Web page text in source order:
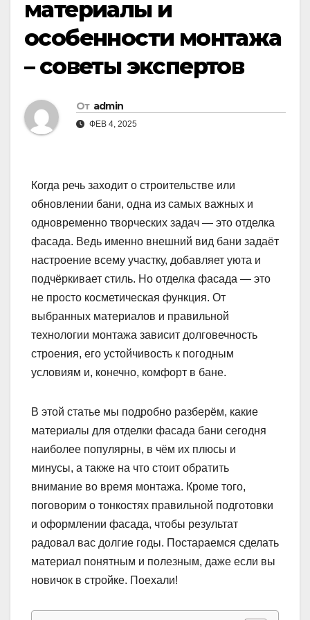
материалы и
особенности монтажа
– советы экспертов
От admin
ФЕВ 4, 2025
Когда речь заходит о строительстве или
обновлении бани, одна из самых важных и
одновременно творческих задач — это отделка
фасада. Ведь именно внешний вид бани задаёт
настроение всему участку, добавляет уюта и
подчёркивает стиль. Но отделка фасада — это
не просто косметическая функция. От
выбранных материалов и правильной
технологии монтажа зависит долговечность
строения, его устойчивость к погодным
условиям и, конечно, комфорт в бане.
В этой статье мы подробно разберём, какие
материалы для отделки фасада бани сегодня
наиболее популярны, в чём их плюсы и
минусы, а также на что стоит обратить
внимание во время монтажа. Кроме того,
поговорим о тонкостях правильной подготовки
и оформлении фасада, чтобы результат
радовал вас долгие годы. Постараемся сделать
материал понятным и полезным, даже если вы
новичок в стройке. Поехали!